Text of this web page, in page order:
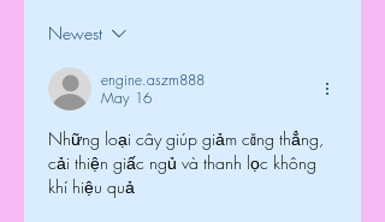
Newest
engine.aszm888
May 16
Những loại cây giúp giảm căng thẳng,
cải thiện giấc ngủ và thanh lọc không
khí hiệu quả